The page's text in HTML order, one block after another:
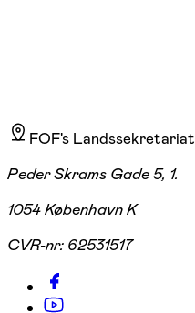
FOF's Landssekretariat
Peder Skrams Gade 5, 1.
1054 København K
CVR-nr: 62531517